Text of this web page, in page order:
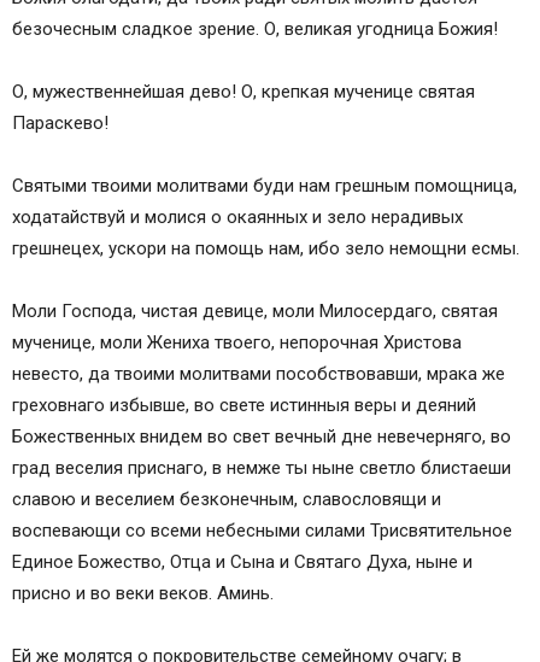
безочесным сладкое зрение. О, великая угодница Божия!
О, мужественнейшая дево! О, крепкая мученице святая
Параскево!
Святыми твоими молитвами буди нам грешным помощница,
ходатайствуй и молися о окаянных и зело нерадивых
грешнецех, ускори на помощь нам, ибо зело немощни есмы.
Моли Господа, чистая девице, моли Милосердаго, святая
мученице, моли Жениха твоего, непорочная Христова
невесто, да твоими молитвами пособствовавши, мрака же
греховнаго избывше, во свете истинныя веры и деяний
Божественных внидем во свет вечный дне невечерняго, во
град веселия приснаго, в немже ты ныне светло блистаеши
славою и веселием безконечным, славословящи и
воспевающи со всеми небесными силами Трисвятительное
Единое Божество, Отца и Сына и Святаго Духа, ныне и
присно и во веки веков. Аминь.
Ей же молятся о покровительстве семейному очагу; в